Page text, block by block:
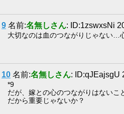
9 名前:名無しさん: ID:1zswxsNi
大切なのは血のつながりじゃない…
10 名前:名無しさん: ID:qJEajsgU
*9
だが、嫁との心のつながりはないこ
だから重要じゃないか？